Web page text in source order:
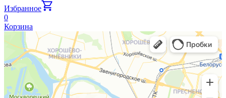
Избранное
0
Корзина